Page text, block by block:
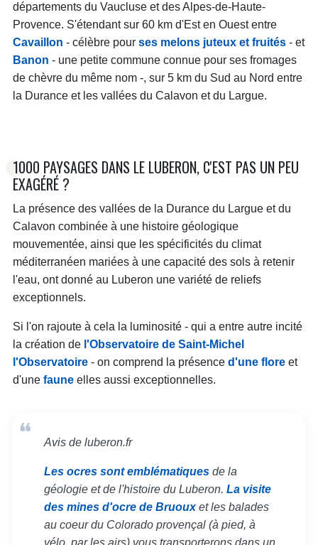
départements du Vaucluse et des Alpes-de-Haute-
Provence. S'étendant sur 60 km d'Est en Ouest entre
Cavaillon - célèbre pour ses melons juteux et fruités- et
Banon - une petite commune connue pour ses fromages
de chèvre du même nom -, sur 5 km du Sud au Nord entre
la Durance et les vallées du Calavon et du Largue.
1000 PAYSAGES DANS LE LUBERON, C'EST PAS UN PEU
EXAGÉRÉ ?
La présence des vallées de la Durance du Largue et du
Calavon combinée à une histoire géologique
mouvementée, ainsi que les spécificités du climat
méditerranéen mariées à une capacité des sols à retenir
l'eau, ont donné au Luberon une variété de reliefs
exceptionnels.
Si l'on rajoute à cela la luminosité - qui a entre autre incité
la création del'Observatoire de Saint-Michel
l'Observatoire- on comprend la présence d'une floreet
d'une fauneelles aussi exceptionnelles.
Avis de luberon.fr
Les ocres sont emblématiques de la
géologie et de l'histoire du Luberon. La visite
des mines d'ocre de Bruouxet les balades
au coeur du Colorado provençal (à pied, à
vélo, par les airs) vous transporterons dans un